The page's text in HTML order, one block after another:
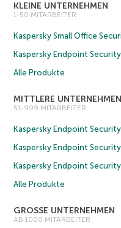
KLEINE UNTERNEHMEN
1-50 MITARBEITER
Kaspersky Small Office
Kaspersky Endpoint
Alle Produkte
MITTLERE UNTERNEHMEN
51-999 MITARBEITER
Kaspersky Endpoint
Kaspersky Endpoint
Kaspersky Endpoint
Alle Produkte
GROSSE UNTERNEHMEN
AB 1000 MITARBEITER